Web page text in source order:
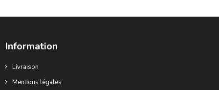
Information
Livraison
Mentions légales